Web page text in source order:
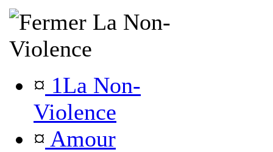
La Non-
Violence
¤ 1La Non-
Violence
¤ Amour